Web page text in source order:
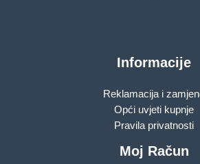
Informacije
Reklamacija i
Opći uvjeti kupnje
Pravila privatnosti
Moj Račun